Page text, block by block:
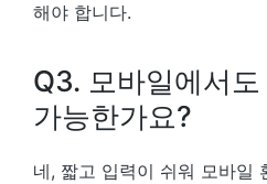
해야 합니다.
Q3. 모바일에서
가능한가요?
네, 짧고 입력이 쉬워 모바일